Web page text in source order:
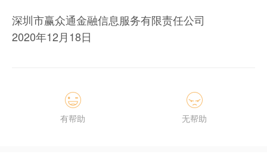
深圳市赢众通金融信息服务有限责任公司
2020年12月18日
有帮助 无帮助